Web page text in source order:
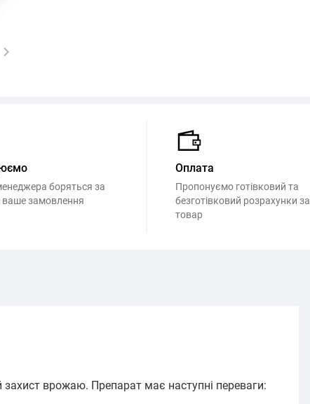
боряться за
замовлення
Оплата
Пропонуємо готівковий та
безготівковий розрахунки за
товар
захист врожаю. Препарат має наступні переваги: